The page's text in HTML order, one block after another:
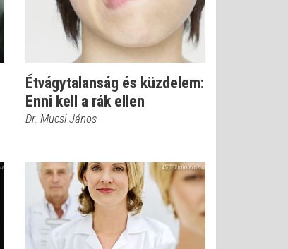
Étvágytalanság és küzdelem:
Enni kell a rák ellen
Dr. Mucsi János